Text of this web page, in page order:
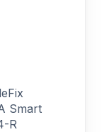
Smart
R